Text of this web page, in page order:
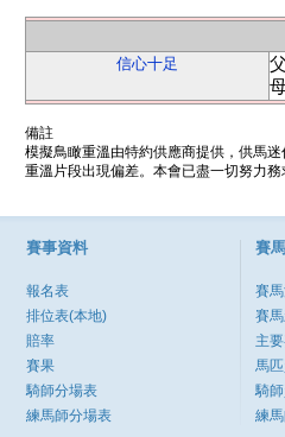
信心十足
備註
模擬鳥瞰重溫由特約供應商提供，供馬
重溫片段出現偏差。本會已盡一切努力
賽事資料
報名表
排位表(本地)
賠率
賽果
騎師分場表
練馬師分場表
賽
賽
賽
主
馬
騎
練